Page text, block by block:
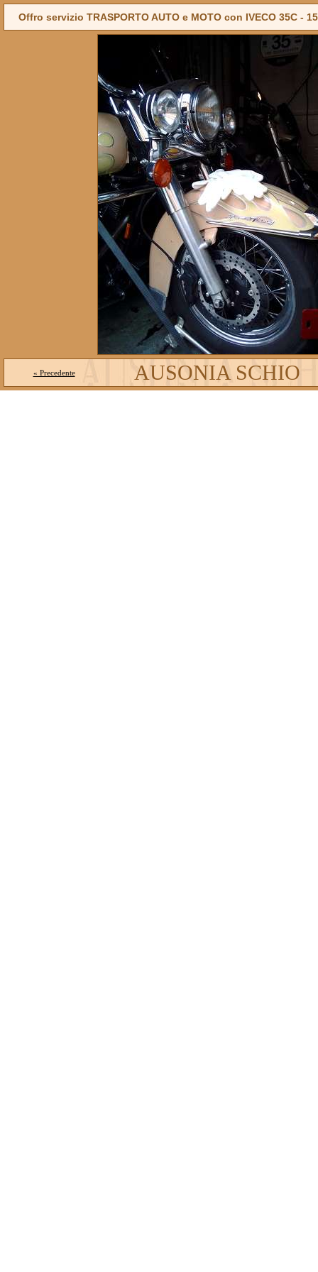
Offro servizio TRASPORTO AUTO e MOTO con IVECO 35C -
« Precedente AUSONIA SCHIO